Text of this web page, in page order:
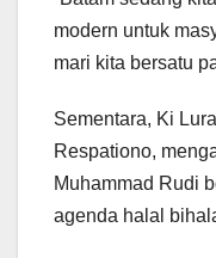
modern untuk
mari kita bersatu
Sementara, Ki
Respationo,
Muhammad Rudi
agenda halal